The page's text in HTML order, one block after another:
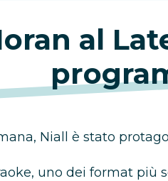
al
Niall è stato
uno dei format più